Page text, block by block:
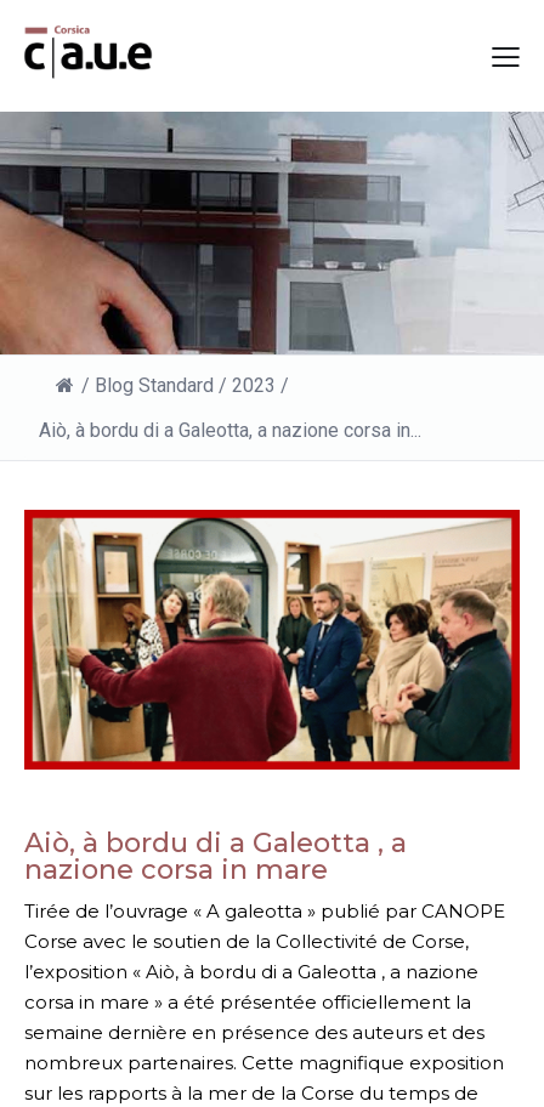
/ Blog Standard / 2023 /
Aiò, à bordu di a Galeotta, a nazione corsa in...
Aiò, à bordu di a Galeotta , a
nazione corsa in mare
Tirée de l’ouvrage « A galeotta » publié par CANOPE
Corse avec le soutien de la Collectivité de Corse,
l’exposition « Aiò, à bordu di a Galeotta , a nazione
corsa in mare » a été présentée officiellement la
semaine dernière en présence des auteurs et des
nombreux partenaires. Cette magnifique exposition
sur les rapports à la mer de la Corse du temps de